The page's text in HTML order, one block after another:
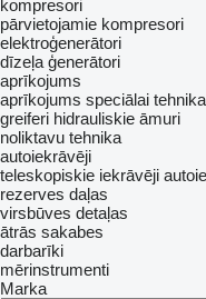
kompresori
pārvietojamie kompresori
elektroģenerātori
dīzeļa ģenerātori
aprīkojums
aprīkojums speciālai
greiferi hidrauliskie āmuri
noliktavu tehnika
autoiekrāvēji
teleskopiskie iekrāvēji
rezerves daļas
virsbūves detaļas
ātrās sakabes
darbarīki
mērinstrumenti
Marka